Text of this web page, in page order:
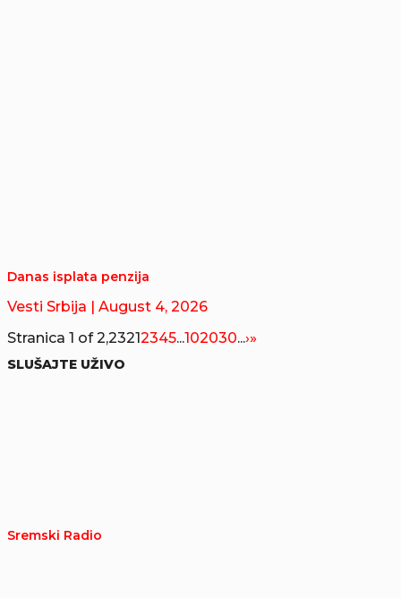
Danas isplata penzija
Vesti Srbija
| August 4, 2026
Stranica 1 of 2,23212345...102030...›»
SLUŠAJTE UŽIVO
Sremski Radio